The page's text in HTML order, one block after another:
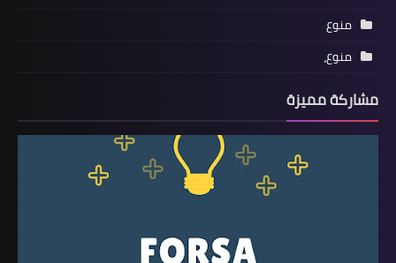
منوع
منوع،
مشاركة مميزة